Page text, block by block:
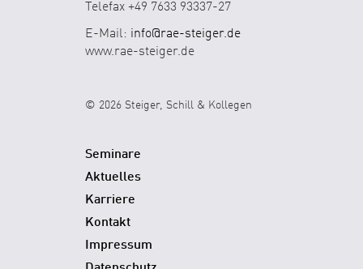
Telefax +49 7633 93337-27
E-Mail: info@rae-steiger.de
www.rae-steiger.de
© 2026 Steiger, Schill & Kollegen
Seminare
Aktuelles
Karriere
Kontakt
Impressum